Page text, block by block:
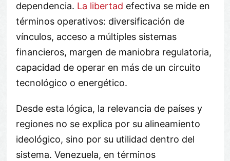
dependencia. La libertad efectiva se mide en
términos operativos: diversificación de
vínculos, acceso a múltiples sistemas
financieros, margen de maniobra regulatoria,
capacidad de operar en más de un circuito
tecnológico o energético.
Desde esta lógica, la relevancia de países y
regiones no se explica por su alineamiento
ideológico, sino por su utilidad dentro del
sistema. Venezuela, en términos